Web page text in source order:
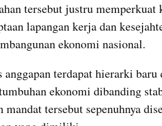
tersebut justru
lapangan kerja dan
ekonomi nasional.
terdapat hierarki
ekonomi dibanding
mandat tersebut sepenuhnya